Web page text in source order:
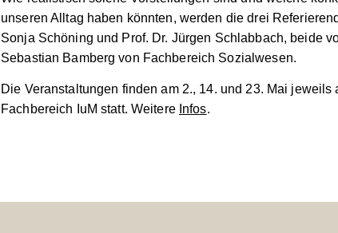
unseren Alltag haben könnten, werden die drei
Sonja Schöning und Prof. Dr. Jürgen Schlabbach, beide
Sebastian Bamberg von Fachbereich Sozialwesen.
Die Veranstaltungen finden am 2., 14. und 23. Mai
Fachbereich IuM statt. Weitere Infos.